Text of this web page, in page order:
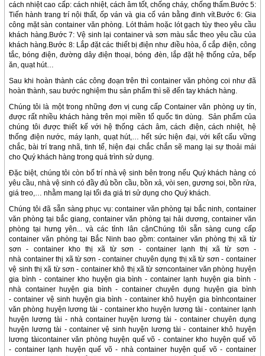
cách nhiệt cao cấp: cách nhiệt, cách âm tốt, chống cháy, chống thấm.Bước 5:
Tiến hành trang trí nội thất, ốp ván và gia cố ván bằng đinh vít.Bước 6: Gia
công mặt sàn container văn phòng. Lót thảm hoặc lót gạch tùy theo yêu cầu
khách hàng.Bước 7: Vệ sinh lại container và sơn màu sắc theo yêu cầu của
khách hàng.Bước 8: Lắp đặt các thiết bị điện như điều hòa, ổ cắp điện, công
tắc, bóng điện, đường dây điện thoại, bóng đèn, lắp đặt hệ thống cửa, bếp
ăn, quạt hút…
Sau khi hoàn thành các công đoạn trên thì container văn phòng coi như đã
hoàn thành, sau bước nghiệm thu sản phẩm thì sẽ đến tay khách hàng.
Chúng tôi là một trong những đơn vị cung cấp Container văn phòng uy tín,
được rất nhiều khách hàng trên mọi miền tổ quốc tin dùng. Sản phẩm của
chúng tôi được thiết kế với hệ thống cách âm, cách điện, cách nhiệt, hệ
thống điện nước, máy lạnh, quạt hút,… hết sức hiện đại, với kết cấu vững
chắc, bài trí trang nhã, tinh tế, hiện đại chắc chắn sẽ mang lại sự thoải mái
cho Quý khách hàng trong quá trình sử dụng.
Đặc biệt, chúng tôi còn bố trí nhà vệ sinh bên trong nếu Quý khách hàng có
yêu cầu, nhà vệ sinh có đầy đủ bồn cầu, bồn xả, vòi sen, gương soi, bồn rửa,
giá treo,… nhằm mang lại tối đa giá tri sử dụng cho Quý khách.
Chúng tôi đã sẵn sàng phục vụ: container văn phòng tại bắc ninh, container
văn phòng tại bắc giang, container văn phòng tại hải dương, container văn
phòng tại hưng yên... và các tỉnh lân cậnChúng tôi sẵn sàng cung cấp
container văn phòng tại Bắc Ninh bao gồm: container văn phòng thị xã từ
sơn - container kho thị xã từ sơn - container lạnh thị xã từ sơn -
nhà container thị xã từ sơn - container chuyên dụng thị xã từ sơn - container
vệ sinh thị xã từ sơn - container khô thị xã từ sơncontainer văn phòng huyện
gia bình - container kho huyện gia bình - container lạnh huyện gia bình -
nhà container huyện gia bình - container chuyên dụng huyện gia bình
- container vệ sinh huyện gia bình - container khô huyện gia bìnhcontainer
văn phòng huyện lương tài - container kho huyện lương tài - container lạnh
huyện lương tài - nhà container huyện lương tài - container chuyên dụng
huyện lương tài - container vệ sinh huyện lương tài - container khô huyện
lương tàicontainer văn phòng huyện quế võ - container kho huyện quế võ
- container lạnh huyện quế võ - nhà container huyện quế võ - container